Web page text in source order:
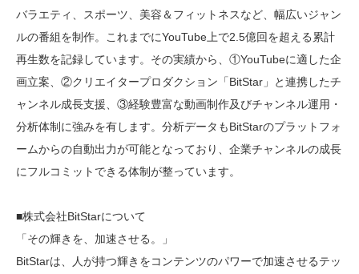
バラエティ、スポーツ、美容＆フィットネスなど、幅広いジャン
ルの番組を制作。これまでにYouTube上で2.5億回を超える累計
再生数を記録しています。その実績から、①YouTubeに適した企
画立案、②クリエイタープロダクション「BitStar」と連携したチ
ャンネル成長支援、③経験豊富な動画制作及びチャンネル運用・
分析体制に強みを有します。分析データもBitStarのプラットフォ
ームからの自動出力が可能となっており、企業チャンネルの成長
にフルコミットできる体制が整っています。
■株式会社BitStarについて
「その輝きを、加速させる。」
BitStarは、人が持つ輝きをコンテンツのパワーで加速させるテッ